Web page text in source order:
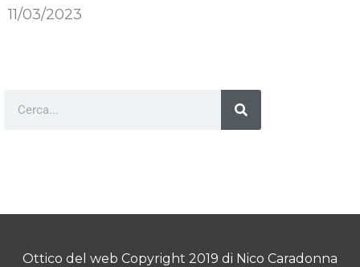
11/03/2023
Ottico del web Copyright 2019 di Nico Caradonna